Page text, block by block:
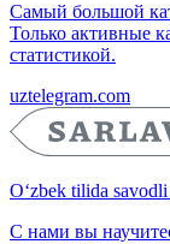
Самый большой
Только активные
статистикой.
uztelegram.com
O‘zbek tilida
С нами вы